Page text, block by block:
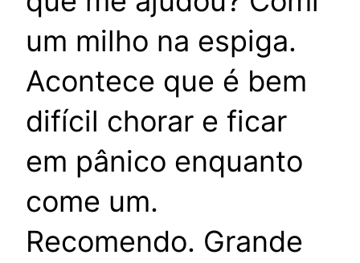
um milho na espiga.
Acontece que é bem
difícil chorar e ficar
em pânico enquanto
come um.
Recomendo. Grande